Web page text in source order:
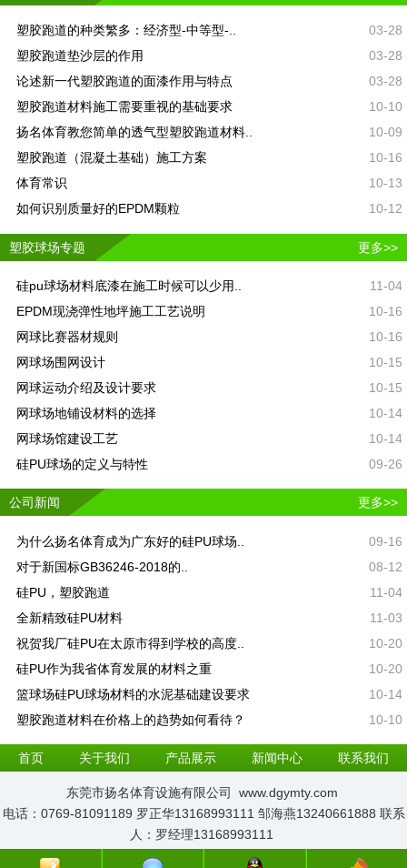
塑胶跑道的种类繁多：经济型-中等型-..
03-28
塑胶跑道垫沙层的作用
03-28
论述新一代塑胶跑道的面漆作用与特点
03-28
塑胶跑道材料施工需要重视的基础要求
10-10
扬名体育教您简单的透气型塑胶跑道材料..
10-09
塑胶跑道（混凝土基础）施工方案
10-16
体育常识
10-13
如何识别质量好的EPDM颗粒
10-12
塑胶球场专题 更多>>
硅pu球场材料底漆在施工时候可以少用..
11-04
EPDM现浇弹性地坪施工工艺说明
10-16
网球比赛器材规则
10-16
网球场围网设计
10-15
网球运动介绍及设计要求
10-15
网球场地铺设材料的选择
10-14
网球场馆建设工艺
10-14
硅PU球场的定义与特性
09-26
公司新闻 更多>>
为什么扬名体育成为广东好的硅PU球场..
09-16
对于新国标GB36246-2018的..
08-12
硅PU，塑胶跑道​
11-04
全新精致硅PU材料
11-03
祝贺我厂硅PU在太原市得到学校的高度..
10-20
硅PU作为我省体育发展的材料之重
10-20
篮球场硅PU球场材料的水泥基础建设要求
10-14
塑胶跑道材料在价格上的趋势如何看待？
10-10
首页 关于我们 产品展示 新闻中心 联系我们
东莞市扬名体育设施有限公司 www.dgymty.com
电话：0769-81091189 罗正华13168993111 邹海燕13240661888 联系
人：罗经理13168993111